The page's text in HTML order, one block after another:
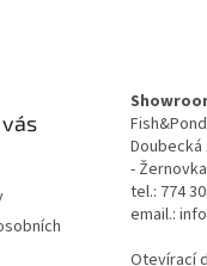
Doubecká
- Žernovka
tel.: 774
email.:
Otevírací